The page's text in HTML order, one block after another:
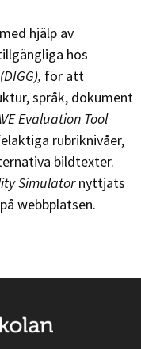
hjälp av
hos
för att
språk, dokument
Evaluation Tool
rubriknivåer,
bildtexter.
Simulatornyttjats
webbplatsen.